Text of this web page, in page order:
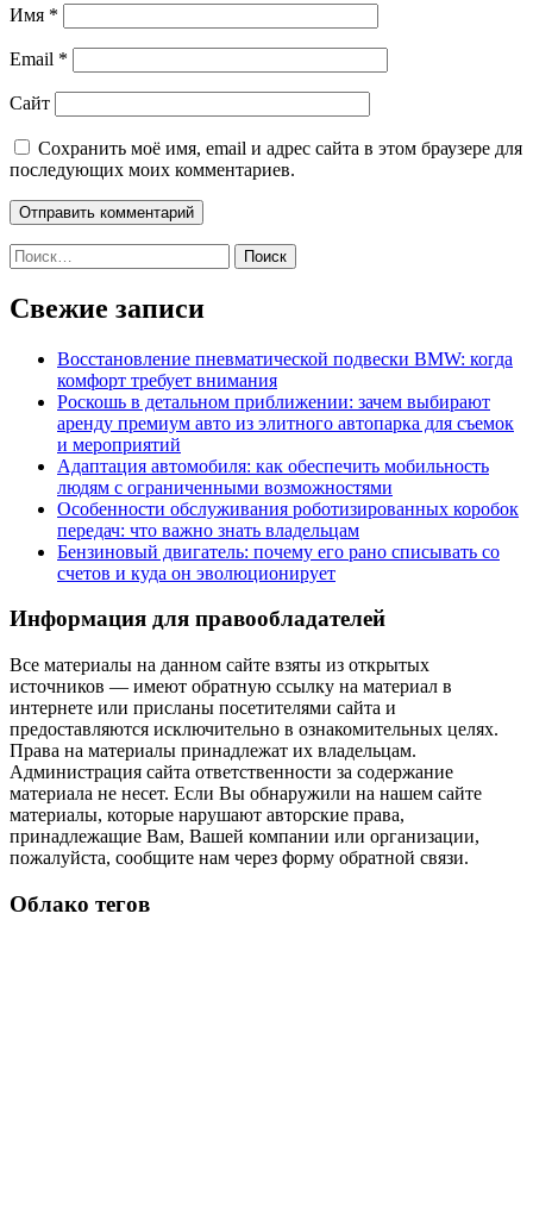
Имя *
Email *
Сайт
Сохранить моё имя, email и адрес сайта в этом браузере для
последующих моих комментариев.
Найти:
Свежие записи
Восстановление пневматической подвески BMW: когда
комфорт требует внимания
Роскошь в детальном приближении: зачем выбирают
аренду премиум авто из элитного автопарка для съемок
и мероприятий
Адаптация автомобиля: как обеспечить мобильность
людям с ограниченными возможностями
Особенности обслуживания роботизированных коробок
передач: что важно знать владельцам
Бензиновый двигатель: почему его рано списывать со
счетов и куда он эволюционирует
Информация для правообладателей
Все материалы на данном сайте взяты из открытых
источников — имеют обратную ссылку на материал в
интернете или присланы посетителями сайта и
предоставляются исключительно в ознакомительных целях.
Права на материалы принадлежат их владельцам.
Администрация сайта ответственности за содержание
материала не несет. Если Вы обнаружили на нашем сайте
материалы, которые нарушают авторские права,
принадлежащие Вам, Вашей компании или организации,
пожалуйста, сообщите нам через форму обратной связи.
Облако тегов